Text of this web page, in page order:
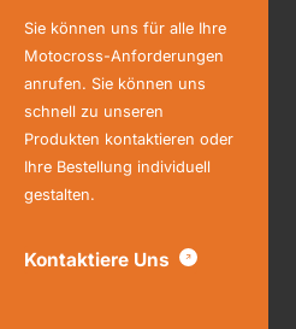
Sie können uns für alle Ihre
Motocross-Anforderungen
anrufen. Sie können uns
schnell zu unseren
Produkten kontaktieren oder
Ihre Bestellung individuell
gestalten.
Kontaktiere Uns